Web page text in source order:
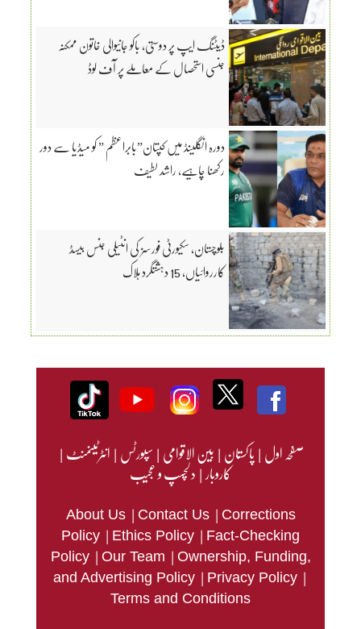
ڈیٹنگ ایپ پر دوستی، باکو جانیوالی خاتون ممکنہ
جنسی استحصال کے معاملے پر آف لوڈ
دورہ انگلینڈ میں کپتان”بابراعظم ” کو میڈیا سے دور
رکھنا چاہیے، راشد لطیف
بلوچستان، سکیورٹی فورسز کی انٹیلی جنس بیسڈ
کارروائیاں، 15 دہشتگرد ہلاک
صفحہ اول|پاکستان|بین الاقوامی|سپورٹس|انٹرٹینمنٹ|
کاروبار|دلچسپ و عجیب
About Us | Contact Us | Corrections
Policy | Ethics Policy | Fact-Checking
Policy | Our Team | Ownership, Funding,
and Advertising Policy | Privacy Policy |
Terms and Conditions